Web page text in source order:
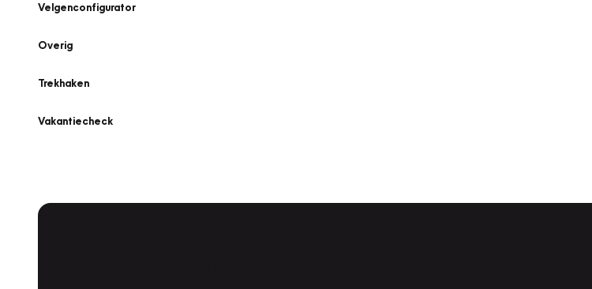
Velgenconfigurator
Overig
Trekhaken
Vakantiecheck